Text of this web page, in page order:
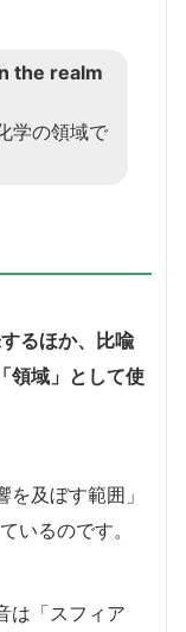
the realm
学の領域で
るほか、比喩
領域」として使
及ぼす範囲」
いるのです。
は「スフィア